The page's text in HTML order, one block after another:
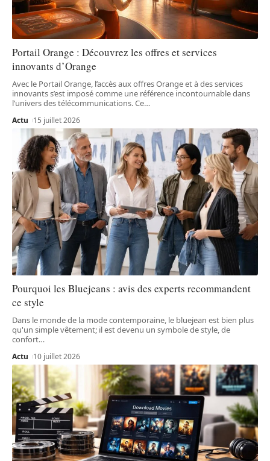
Portail Orange : Découvrez les offres et services
innovants d’Orange
Avec le Portail Orange, l’accès aux offres Orange et à des services
innovants s’est imposé comme une référence incontournable dans
l’univers des télécommunications. Ce…
Actu 15 juillet 2026
Pourquoi les Bluejeans : avis des experts recommandent
ce style
Dans le monde de la mode contemporaine, le bluejean est bien plus
qu'un simple vêtement; il est devenu un symbole de style, de
confort…
Actu 10 juillet 2026